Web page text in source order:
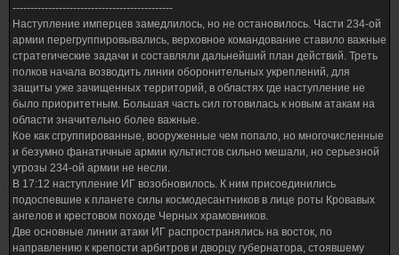
---------------------------------------------
Наступление имперцев замедлилось, но не остановилось. Части 234-ой
армии перегруппировывались, верховное командование ставило важные
стратегические задачи и составляли дальнейший план действий. Треть
полков начала возводить линии оборонительных укреплений, для
защиты уже зачищенных территорий, в областях где наступление не
было приоритетным. Большая часть сил готовилась к новым атакам на
области значительно более важные.
Кое как сгруппированные, вооруженные чем попало, но многочисленные
и безумно фанатичные армии культистов сильно мешали, но серьезной
угрозы 234-ой армии не несли.
В 17:12 наступление ИГ возобновилось. К ним присоединились
подоспевшие к планете силы космодесантников в лице роты Кровавых
ангелов и крестовом походе Черных храмовников.
Две основные линии атаки ИГ распространялись на восток, по
направлению к крепости арбитров и дворцу губернатора, стоявшему